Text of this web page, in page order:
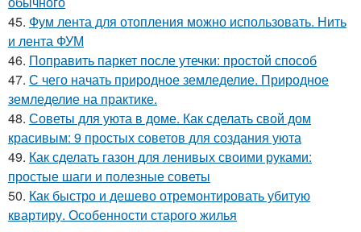
45. Фум лента для отопления можно использовать. Нить
и лента ФУМ
46. Поправить паркет после утечки: простой способ
47. С чего начать природное земледелие. Природное
земледелие на практике.
48. Советы для уюта в доме. Как сделать свой дом
красивым: 9 простых советов для создания уюта
49. Как сделать газон для ленивых своими руками:
простые шаги и полезные советы
50. Как быстро и дешево отремонтировать убитую
квартиру. Особенности старого жилья